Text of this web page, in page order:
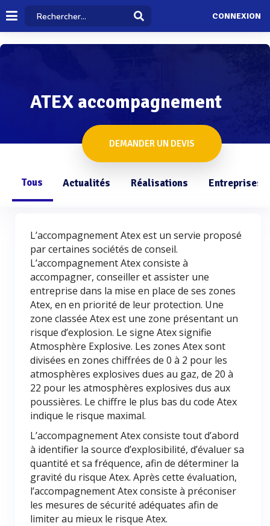
CONNEXION
ATEX accompagnement
DEMANDER UN DEVIS
Tous Actualités Réalisations Entreprises
L’accompagnement Atex est un servie proposé
par certaines sociétés de conseil.
L’accompagnement Atex consiste à
accompagner, conseiller et assister une
entreprise dans la mise en place de ses zones
Atex, en en priorité de leur protection. Une
zone classée Atex est une zone présentant un
risque d’explosion. Le signe Atex signifie
Atmosphère Explosive. Les zones Atex sont
divisées en zones chiffrées de 0 à 2 pour les
atmosphères explosives dues au gaz, de 20 à
22 pour les atmosphères explosives dus aux
poussières. Le chiffre le plus bas du code Atex
indique le risque maximal.
L’accompagnement Atex consiste tout d’abord
à identifier la source d’explosibilité, d’évaluer sa
quantité et sa fréquence, afin de déterminer la
gravité du risque Atex. Après cette évaluation,
l’accompagnement Atex consiste à préconiser
les mesures de sécurité adéquates afin de
limiter au mieux le risque Atex.